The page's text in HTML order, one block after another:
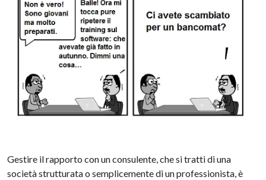
Gestire il rapporto con un consulente, che si tratti di una
società strutturata o semplicemente di un professionista, è